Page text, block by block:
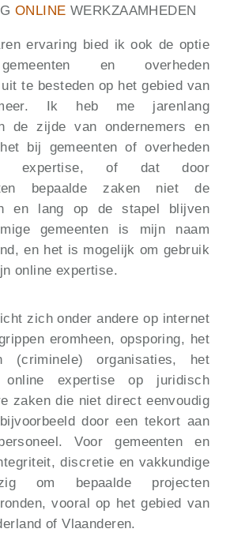
ONLINE WERKZAAMHEDEN
ervaring bied ik ook de optie
en overheden
te besteden op het gebied van
Ik heb me jarenlang
de zijde van ondernemers en
bij gemeenten of overheden
expertise, of dat door
bepaalde zaken niet de
en lang op de stapel blijven
gemeenten is mijn naam
en het is mogelijk om gebruik
online expertise.
zich onder andere op internet
eromheen, opsporing, het
(criminele) organisaties, het
expertise op juridisch
zaken die niet direct eenvoudig
door een tekort aan
Voor gemeenten en
discretie en vakkundige
om bepaalde projecten
vooral op het gebied van
of Vlaanderen.